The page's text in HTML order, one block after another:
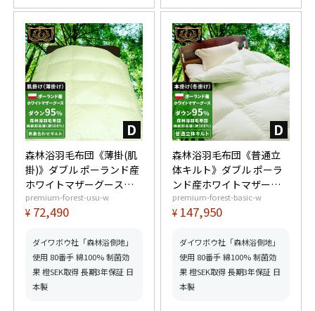
森林浴羽毛布団《薄掛(肌
掛)》ダブル ポーランド産
ホワイトマザーグースダ
ウン95% (440dp以上) 羽
毛量0.65kg 【6つ星プレ
【グッドふとんマーク取
得】
premium-forest-usu-w
¥ 72,490
ダイワボウ社「森林浴側地」
使用 80番手 綿100% 制菌効
果 橙SEK取得 長期3年保証 日
本製
森林浴羽毛布団《普通立
体キルト》ダブル ポーラ
ンド産ホワイトマザーグ
ースダウン95% (440dp以
上) 羽毛量1.7kg 【6つ星
得】【グッドふとんマー
ク取得】
premium-forest-basic-w
¥ 147,950
ダイワボウ社「森林浴側地」
使用 80番手 綿100% 制菌効
果 橙SEK取得 長期3年保証 日
本製